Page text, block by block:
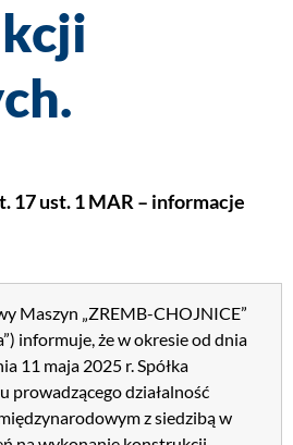
17 ust. 1 MAR – informacje
Maszyn „ZREMB-CHOJNICE”
informuje, że w okresie od dnia
11 maja 2025 r. Spółka
prowadzącego działalność
z siedzibą w